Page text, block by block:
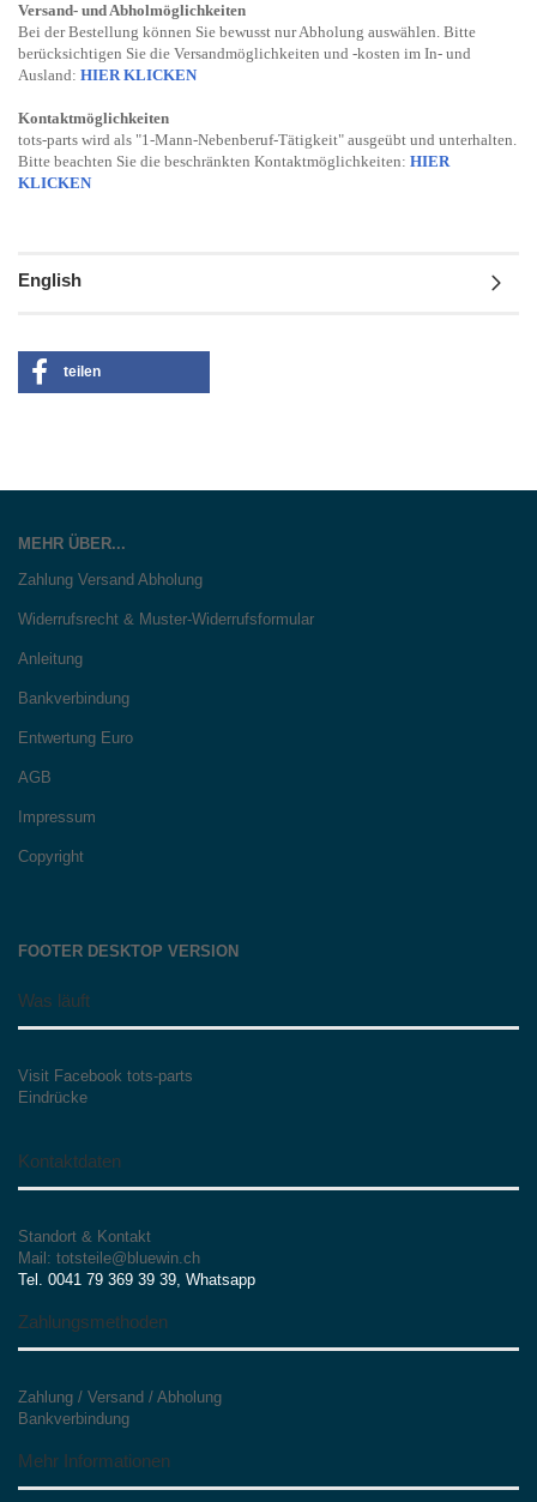
Versand- und Abholmöglichkeiten
Bei der Bestellung können Sie bewusst nur Abholung auswählen. Bitte
berücksichtigen Sie die Versandmöglichkeiten und -kosten im In- und
Ausland: HIER KLICKEN
Kontaktmöglichkeiten
tots-parts wird als "1-Mann-Nebenberuf-Tätigkeit" ausgeübt und unterhalten.
Bitte beachten Sie die beschränkten Kontaktmöglichkeiten: HIER
KLICKEN
English
teilen
MEHR ÜBER...
Zahlung Versand Abholung
Widerrufsrecht & Muster-Widerrufsformular
Anleitung
Bankverbindung
Entwertung Euro
AGB
Impressum
Copyright
FOOTER DESKTOP VERSION
Was läuft
Visit Facebook tots-parts
Eindrücke
Kontaktdaten
Standort & Kontakt
Mail: totsteile@bluewin.ch
Tel. 0041 79 369 39 39, Whatsapp
Zahlungsmethoden
Zahlung / Versand / Abholung
Bankverbindung
Mehr Informationen